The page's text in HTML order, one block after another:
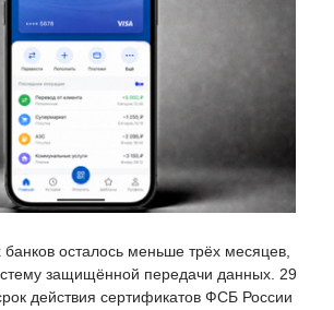
банков осталось меньше трёх месяцев,
защищённой передачи данных. 29
действия сертификатов ФСБ России